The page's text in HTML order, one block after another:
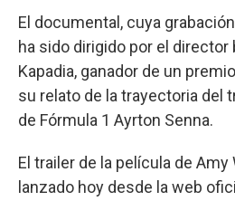
El documental, cuya
ha sido dirigido por el
Kapadia, ganador de un
su relato de la trayectoria del
de Fórmula 1 Ayrton Senna.
El trailer de la película de
lanzado hoy desde la web